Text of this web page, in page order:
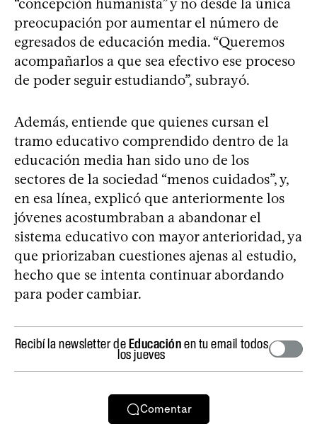
preocupación por aumentar el número de
egresados de educación media. “Queremos
acompañarlos a que sea efectivo ese proceso
de poder seguir estudiando”, subrayó.
Además, entiende que quienes cursan el
tramo educativo comprendido dentro de la
educación media han sido uno de los
sectores de la sociedad “menos cuidados”, y,
en esa línea, explicó que anteriormente los
jóvenes acostumbraban a abandonar el
sistema educativo con mayor anterioridad, ya
que priorizaban cuestiones ajenas al estudio,
hecho que se intenta continuar abordando
para poder cambiar.
Recibí la newsletter deEducaciónen tu email todos
los jueves
Comentar